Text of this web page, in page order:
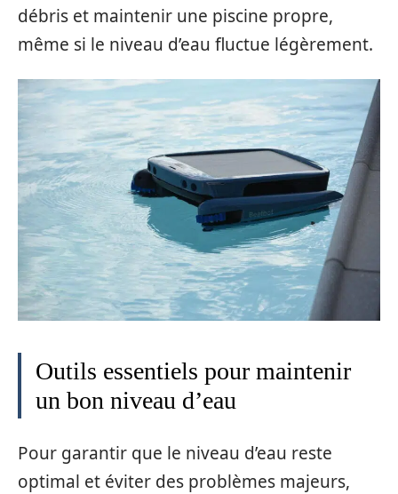
débris et maintenir une piscine propre,
même si le niveau d’eau fluctue légèrement.
Outils essentiels pour maintenir
un bon niveau d’eau
Pour garantir que le niveau d’eau reste
optimal et éviter des problèmes majeurs,